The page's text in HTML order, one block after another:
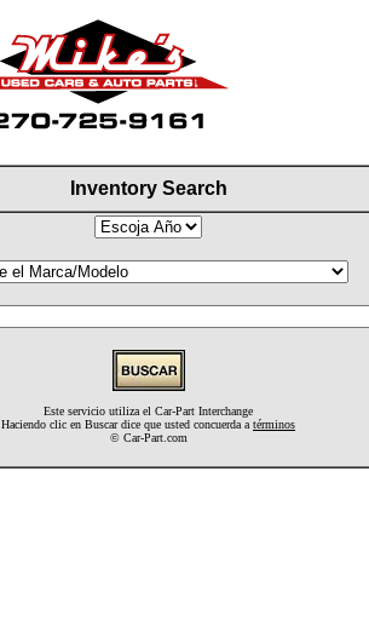
Inventory Search
Este servicio utiliza el Car-Part Interchange
Haciendo clic en Buscar dice que usted concuerda a términos
©Car-Part.com